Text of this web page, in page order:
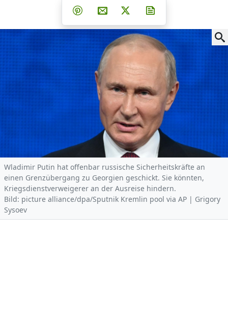
Teilen auf Facebook
Teilen auf Whatsapp
Teilen auf Telegram
Teilen auf Pinterest
Per E-Mail teilen
Post auf X
Wladimir Putin hat offenbar russische Sicherheitskräfte an
einen Grenzübergang zu Georgien geschickt. Sie könnten,
Kriegsdienstverweigerer an der Ausreise hindern.
Bild: picture alliance/dpa/Sputnik Kremlin pool via AP | Grigory
Sysoev